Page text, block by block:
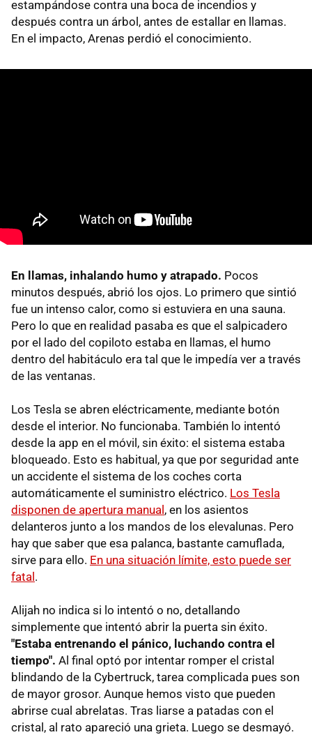
estampándose contra una boca de incendios y
después contra un árbol, antes de estallar en llamas.
En el impacto, Arenas perdió el conocimiento.
En llamas, inhalando humo y atrapado. Pocos
minutos después, abrió los ojos. Lo primero que sintió
fue un intenso calor, como si estuviera en una sauna.
Pero lo que en realidad pasaba es que el salpicadero
por el lado del copiloto estaba en llamas, el humo
dentro del habitáculo era tal que le impedía ver a través
de las ventanas.
Los Tesla se abren eléctricamente, mediante botón
desde el interior. No funcionaba. También lo intentó
desde la app en el móvil, sin éxito: el sistema estaba
bloqueado. Esto es habitual, ya que por seguridad ante
un accidente el sistema de los coches corta
automáticamente el suministro eléctrico. Los Tesla
disponen de apertura manual, en los asientos
delanteros junto a los mandos de los elevalunas. Pero
hay que saber que esa palanca, bastante camuflada,
sirve para ello. En una situación límite, esto puede ser
fatal.
Alijah no indica si lo intentó o no, detallando
simplemente que intentó abrir la puerta sin éxito.
"Estaba entrenando el pánico, luchando contra el
tiempo". Al final optó por intentar romper el cristal
blindando de la Cybertruck, tarea complicada pues son
de mayor grosor. Aunque hemos visto que pueden
abrirse cual abrelatas. Tras liarse a patadas con el
cristal, al rato apareció una grieta. Luego se desmayó.